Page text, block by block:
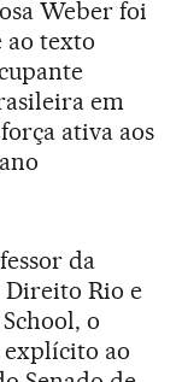
Weber foi
ao texto
em
ativa aos
da
Direito Rio e
o
explícito ao